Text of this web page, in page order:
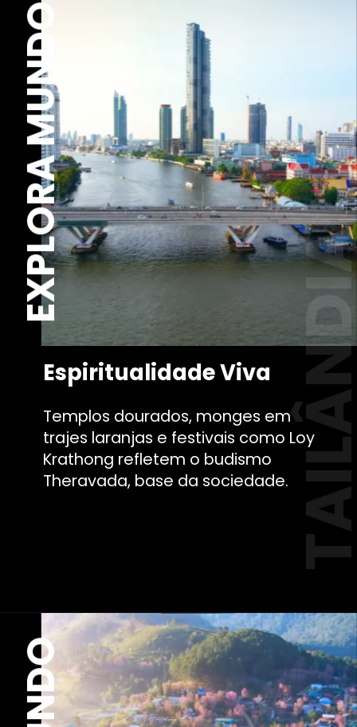
Espiritualidade Viva
Templos dourados, monges em
trajes laranjas e festivais como Loy
Krathong refletem o budismo
Theravada, base da sociedade.
EXPLORA MUNDO